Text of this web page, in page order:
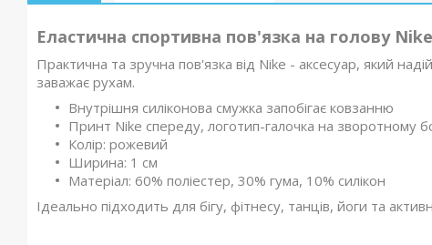
Еластична спортивна пов'язка на голову
Практична та зручна пов'язка від Nike - аксесуар, який
заважає рухам.
Внутрішня силіконова смужка запобігає ковзанню
Принт Nike спереду, логотип-галочка на зворотному
Колір: рожевий
Ширина: 1 см
Матеріал: 60% поліестер, 30% гума, 10% силікон
Ідеально підходить для бігу, фітнесу, танців, йоги та